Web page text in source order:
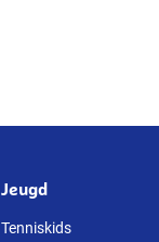
Jeugd
Tenniskids